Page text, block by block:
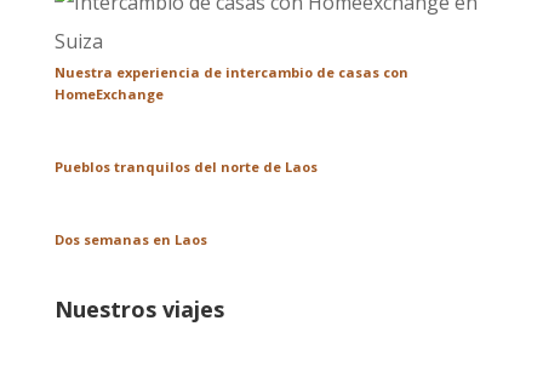
Nuestra experiencia de intercambio de casas con
HomeExchange
Pueblos tranquilos del norte de Laos
Dos semanas en Laos
Nuestros viajes